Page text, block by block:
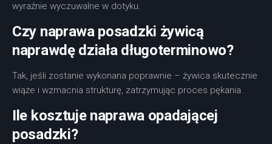
wyraźnie wyczuwalne w dotyku.
Czy naprawa posadzki żywicą
naprawdę działa długoterminowo?
Tak, jeśli zostanie wykonana poprawnie – żywica skutecznie
wiąże i wzmacnia strukturę, zatrzymując proces pękania.
Ile kosztuje naprawa opadającej
posadzki?